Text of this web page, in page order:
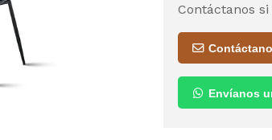
Contáctanos
Envíanos